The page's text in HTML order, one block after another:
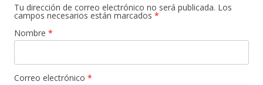
Tu dirección de correo electrónico no será publicada. Los
campos necesarios están marcados *
Nombre *
Correo electrónico *